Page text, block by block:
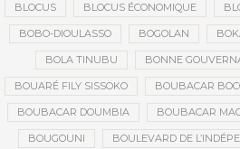
BLOCUS BLOCUS ÉCONOMIQUE
BOBO-DIOULASSO BOGOLAN
BOLA TINUBU BONNE
BOUARÉ FILY SISSOKO BOUBACAR
BOUBACAR DOUMBIA BOUBACAR
BOUGOUNI BOULEVARD DE